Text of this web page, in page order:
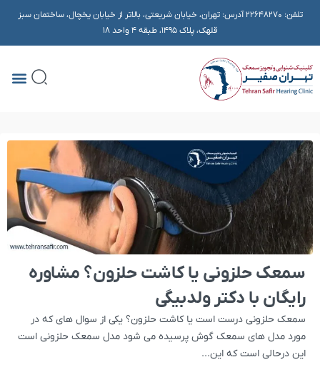
تلفن: 22648270آدرس: تهران، خیابان شریعتی، بالاتر از خیابان یخچال، ساختمان سبز
قلهک، پلاک ۱۴۹۵، طبقه 4 واحد 18
سمعک حلزونی یا کاشت حلزون؟ مشاوره
رایگان با دکتر ولدبیگی
سمعک حلزونی درست است یا کاشت حلزون؟ یکی از سوال های که در
مورد مدل های سمعک گوش پرسیده می شود مدل سمعک حلزونی است
این درحالی است که این...